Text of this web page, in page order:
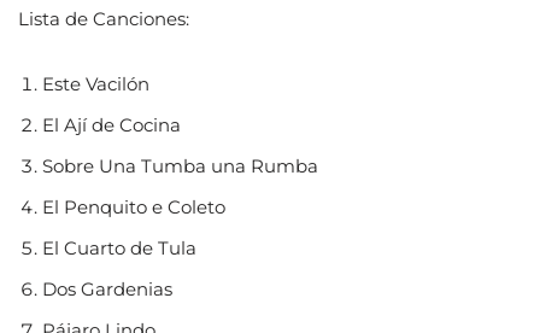
Lista de Canciones:
Este Vacilón
El Ají de Cocina
Sobre Una Tumba una Rumba
El Penquito e Coleto
El Cuarto de Tula
Dos Gardenias